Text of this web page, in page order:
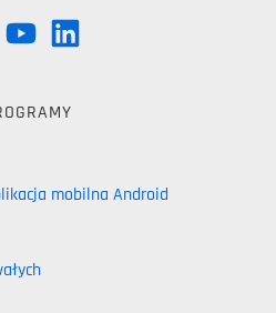
mobilna Android